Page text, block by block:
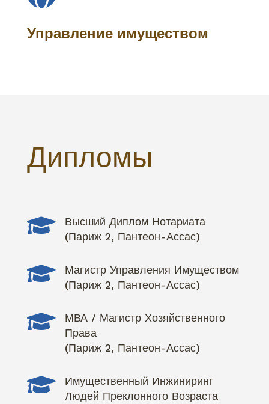
Управление имуществом
Дипломы

Высший Диплом Нотариата
(Париж 2, Пантеон-Ассас)

Магистр Управления Имуществом
(Париж 2, Пантеон-Ассас)

МВА / Магистр Хозяйственного
Права
(Париж 2, Пантеон-Ассас)

Имущественный Инжиниринг
Людей Преклонного Возраста